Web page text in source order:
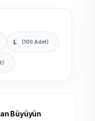
L (100 Adet)
Büyüyün